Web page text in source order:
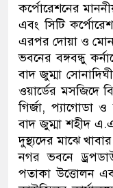
কর্পোরেশনের
এবং সিটি
এরপর দোয়া ও
ভবনের বঙ্গবন্ধু
বাদ জুম্মা
ওয়ার্ডের মসজিদে
গির্জা, প্যাগোডা ও
বাদ জুম্মা শহীদ
দুস্থ্যদের মাঝে
নগর ভবনে
পতাকা উত্তোলন